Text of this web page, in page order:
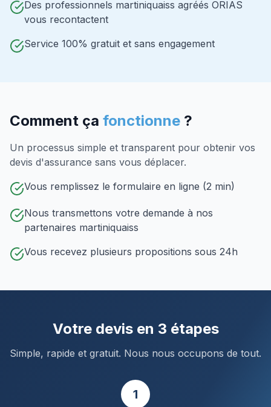
Des professionnels martiniquaiss agréés ORIAS
vous recontactent
Service 100% gratuit et sans engagement
Comment ça fonctionne ?
Un processus simple et transparent pour obtenir vos
devis d'assurance sans vous déplacer.
Vous remplissez le formulaire en ligne (2 min)
Nous transmettons votre demande à nos
partenaires martiniquaiss
Vous recevez plusieurs propositions sous 24h
Votre devis en 3 étapes
Simple, rapide et gratuit. Nous nous occupons de tout.
1